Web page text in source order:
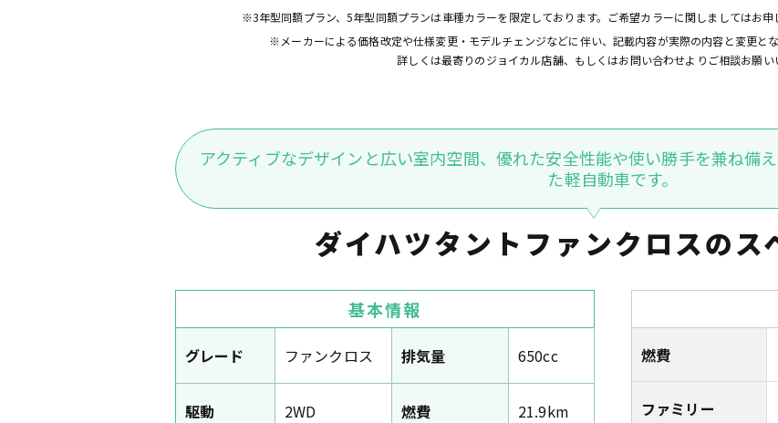
※3年型同額プラン、5年型同額プランは車種カラーを限定しております。ご希望カラーに関しましてはお申
※メーカーによる価格改定や仕様変更・モデルチェンジなどに伴い、記載内容が実際の内容と変更と
詳しくは最寄りのジョイカル店舗、もしくはお問い合わせよりご相談お願い
アクティブなデザインと広い室内空間、優れた安全性能や使い勝手を兼ね備
た軽自動車です。
ダイハツタントファンクロスのス
基本情報
グレード ファンクロス 排気量 650cc
駆動 2WD 燃費 21.9km
燃費
ファミリー